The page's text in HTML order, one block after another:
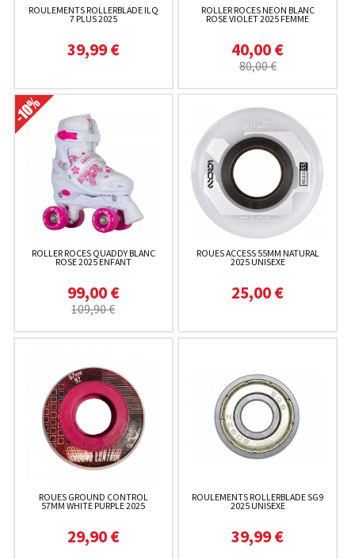
ROULEMENTS ROLLERBLADE ILQ
7 PLUS 2025
39,99 €
ROLLER ROCES NEON BLANC
ROSE VIOLET 2025 FEMME
40,00 €
80,00 €
ROLLER ROCES QUADDY BLANC
ROSE 2025 ENFANT
99,00 €
109,90 €
ROUES ACCESS 55MM NATURAL
2025 UNISEXE
25,00 €
ROUES GROUND CONTROL
57MM WHITE PURPLE 2025
29,90 €
ROULEMENTS ROLLERBLADE SG9
2025 UNISEXE
39,99 €